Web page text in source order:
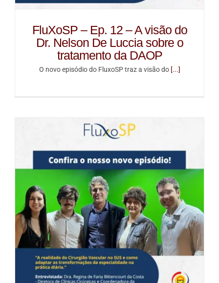
FluXoSP – Ep. 12 – A visão do
Dr. Nelson De Luccia sobre o
tratamento da DAOP
O novo episódio do FluxoSP traz a visão do[...]